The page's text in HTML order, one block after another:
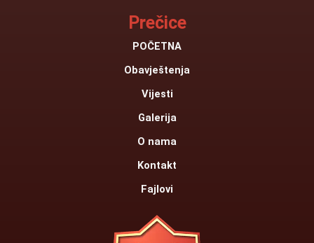
e
b
o
k
t
u
e
Prečice
POČETNA
Obavještenja
Vijesti
Galerija
O nama
Kontakt
Fajlovi